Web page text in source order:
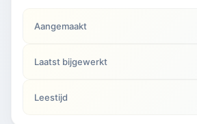
Aangemaakt
Laatst bijgewerkt
Leestijd